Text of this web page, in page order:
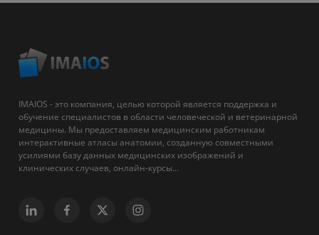
IMAIOS - это компания, целью которой является поддержка и
обучение специалистов в области человеческой и ветеринарной
медицины. Мы предоставляем медицинским работникам
интерактивные атласы анатомии, созданную совместными
усилиями базу данных медицинских изображений и
клинических случаев, онлайн-курсы...